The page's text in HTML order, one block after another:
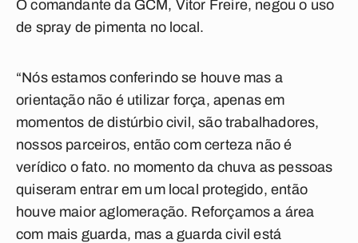
O comandante da GCM, Vitor Freire, negou o uso
de spray de pimenta no local.
“Nós estamos conferindo se houve mas a
orientação não é utilizar força, apenas em
momentos de distúrbio civil, são trabalhadores,
nossos parceiros, então com certeza não é
verídico o fato. no momento da chuva as pessoas
quiseram entrar em um local protegido, então
houve maior aglomeração. Reforçamos a área
com mais guarda, mas a guarda civil está